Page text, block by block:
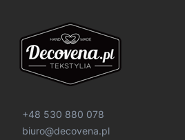
+48 530 880 078
biuro@decovena.pl